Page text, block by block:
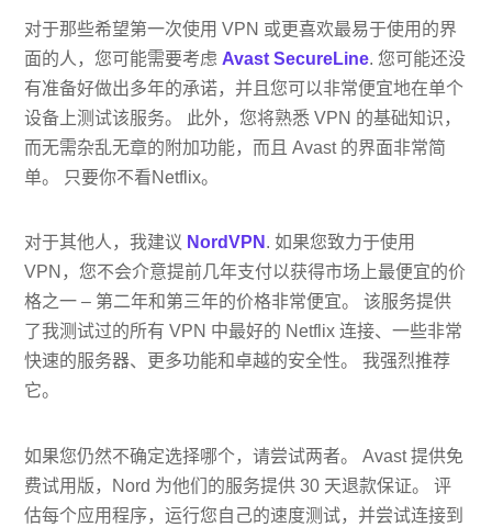
对于那些希望第一次使用 VPN 或更喜欢最易于使用的界
面的人，您可能需要考虑 Avast SecureLine. 您可能还没
有准备好做出多年的承诺，并且您可以非常便宜地在单个
设备上测试该服务。 此外，您将熟悉 VPN 的基础知识，
而无需杂乱无章的附加功能，而且 Avast 的界面非常简
单。 只要你不看Netflix。
对于其他人，我建议 NordVPN . 如果您致力于使用
VPN，您不会介意提前几年支付以获得市场上最便宜的价
格之一 – 第二年和第三年的价格非常便宜。 该服务提供
了我测试过的所有 VPN 中最好的 Netflix 连接、一些非常
快速的服务器、更多功能和卓越的安全性。 我强烈推荐
它。
如果您仍然不确定选择哪个，请尝试两者。 Avast 提供免
费试用版，Nord 为他们的服务提供 30 天退款保证。 评
估每个应用程序，运行您自己的速度测试，并尝试连接到